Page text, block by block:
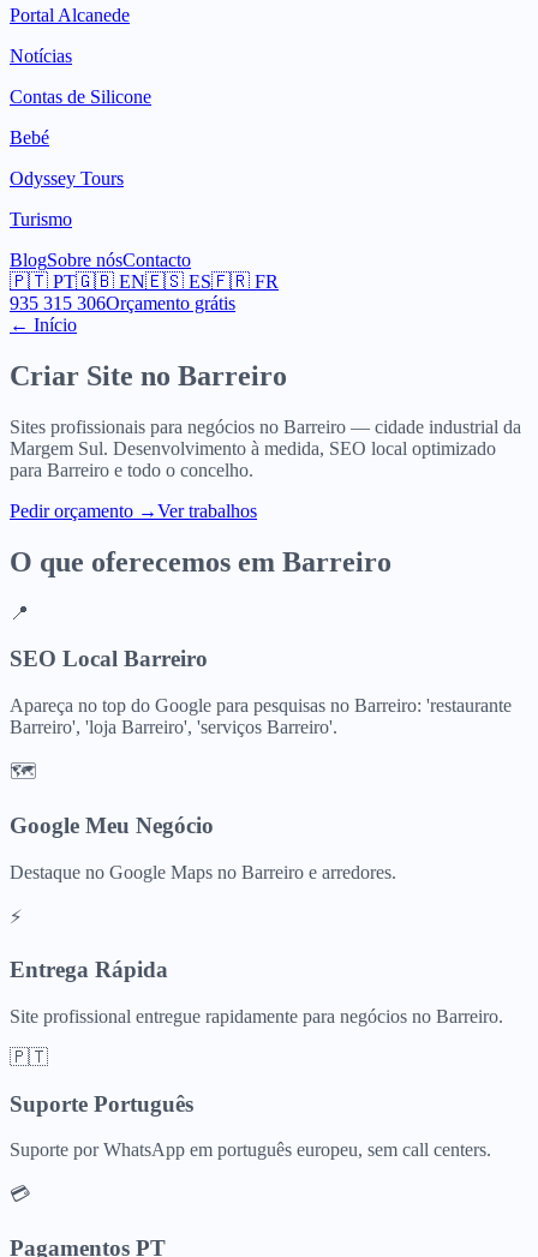
Portal Alcanede
Notícias
Contas de Silicone
Bebé
Odyssey Tours
Turismo
BlogSobre nósContacto
🇵🇹 PT🇬🇧 EN🇪🇸 ES🇫🇷 FR
935 315 306Orçamento grátis
← Início
Criar Site no Barreiro
Sites profissionais para negócios no Barreiro — cidade industrial da
Margem Sul. Desenvolvimento à medida, SEO local optimizado
para Barreiro e todo o concelho.
Pedir orçamento →Ver trabalhos
O que oferecemos em Barreiro
📍
SEO Local Barreiro
Apareça no top do Google para pesquisas no Barreiro: 'restaurante
Barreiro', 'loja Barreiro', 'serviços Barreiro'.
🗺️
Google Meu Negócio
Destaque no Google Maps no Barreiro e arredores.
⚡
Entrega Rápida
Site profissional entregue rapidamente para negócios no Barreiro.
🇵🇹
Suporte Português
Suporte por WhatsApp em português europeu, sem call centers.
💳
Pagamentos PT